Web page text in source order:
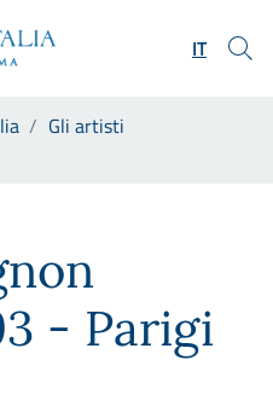
IT
Gli artisti
- Parigi